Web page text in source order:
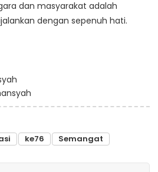
dan masyarakat adalah
dengan sepenuh hati.
ke76 Semangat